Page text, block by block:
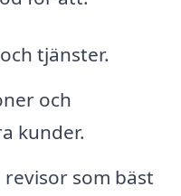
tjänster.
och
kunder.
revisor som bäst